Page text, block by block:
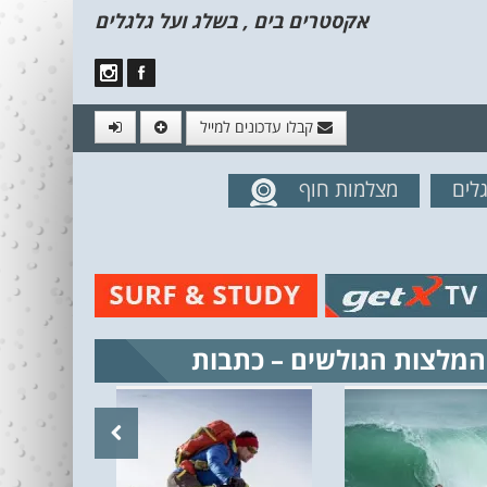
אקסטרים בים , בשלג ועל גלגלים
קבלו עדכונים למייל
מהאתרמצלמות חוף
המלצות הגולשים – כתבות